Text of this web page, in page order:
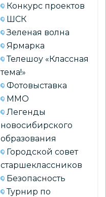
Конкурс проектов
ШСК
Зеленая волна
Ярмарка
Телешоу «Классная
тема!»
Фотовыставка
ММО
Легенды
новосибирского
образования
Городской совет
старшеклассников
Безопасность
Турнир по